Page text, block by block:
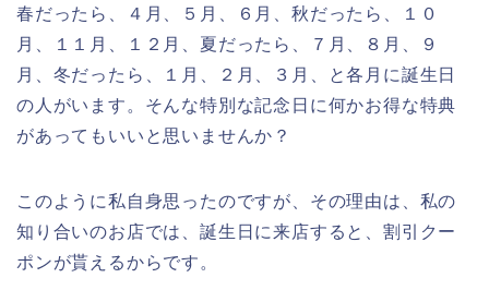
春だったら、４月、５月、６月、秋だったら、１０
月、１１月、１２月、夏だったら、７月、８月、９
月、冬だったら、１月、２月、３月、と各月に誕生日
の人がいます。そんな特別な記念日に何かお得な特典
があってもいいと思いませんか？
このように私自身思ったのですが、その理由は、私の
知り合いのお店では、誕生日に来店すると、割引クー
ポンが貰えるからです。